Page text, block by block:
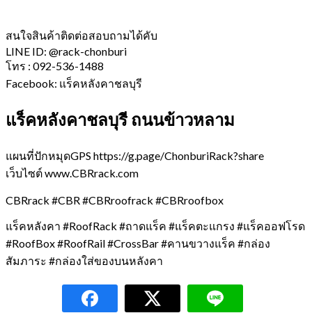
สนใจสินค้าติดต่อสอบถามได้คับ
LINE ID: @rack-chonburi
โทร : 092-536-1488
Facebook: แร็คหลังคาชลบุรี
แร็คหลังคาชลบุรี ถนนข้าวหลาม
แผนที่ปักหมุดGPS https://g.page/ChonburiRack?share
เว็บไซต์ www.CBRrack.com
CBRrack #CBR #CBRroofrack #CBRroofbox
แร็คหลังคา #RoofRack #ถาดแร็ค #แร็คตะแกรง #แร็คออฟโรด
#RoofBox #RoofRail #CrossBar #คานขวางแร็ค #กล่อง
สัมภาระ #กล่องใส่ของบนหลังคา